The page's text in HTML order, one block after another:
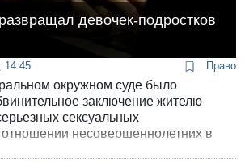
девочек-подростков
14:45 Право
окружном суде было
заключение жителю
сексуальных
отношении несовершеннолетних в